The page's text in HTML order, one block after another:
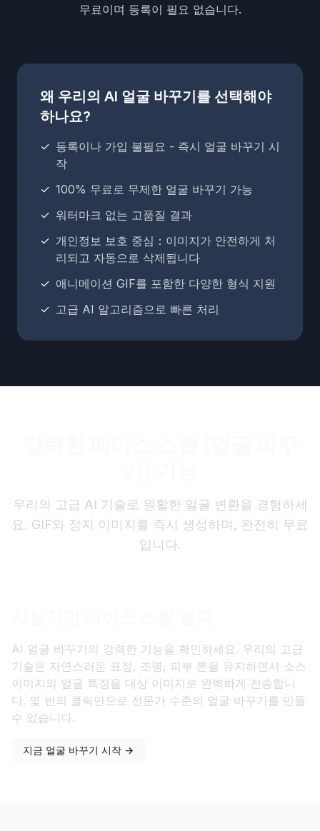
무료이며 등록이 필요 없습니다.
왜 우리의 AI 얼굴 바꾸기를 선택해야
하나요?
✓ 등록이나 가입 불필요 - 즉시 얼굴 바꾸기 시
작
✓ 100% 무료로 무제한 얼굴 바꾸기 가능
✓ 워터마크 없는 고품질 결과
✓ 개인정보 보호 중심：이미지가 안전하게 처
리되고 자동으로 삭제됩니다
✓ 애니메이션 GIF를 포함한 다양한 형식 지원
✓ 고급 AI 알고리즘으로 빠른 처리
우리의 고급 AI 기술로 원활한 얼굴 변환을 경험하세
요. GIF와 정지 이미지를 즉시 생성하며, 완전히 무료
입니다.
AI 얼굴 바꾸기의 강력한 기능을 확인하세요. 우리의 고급
기술은 자연스러운 표정, 조명, 피부 톤을 유지하면서 소스
이미지의 얼굴 특징을 대상 이미지로 완벽하게 전송합니
다. 몇 번의 클릭만으로 전문가 수준의 얼굴 바꾸기를 만들
수 있습니다.
지금 얼굴 바꾸기 시작 →